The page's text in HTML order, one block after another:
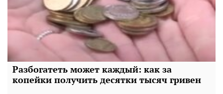
Разбогатеть может каждый: как за
копейки получить десятки тысяч гривен